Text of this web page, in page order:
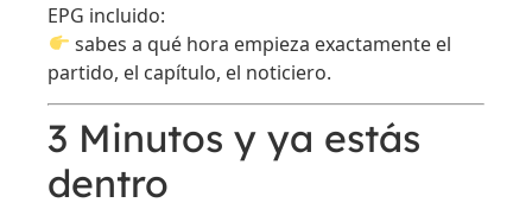
EPG incluido:
sabes a qué hora empieza exactamente el
partido, el capítulo, el noticiero.
3 Minutos y ya estás
dentro